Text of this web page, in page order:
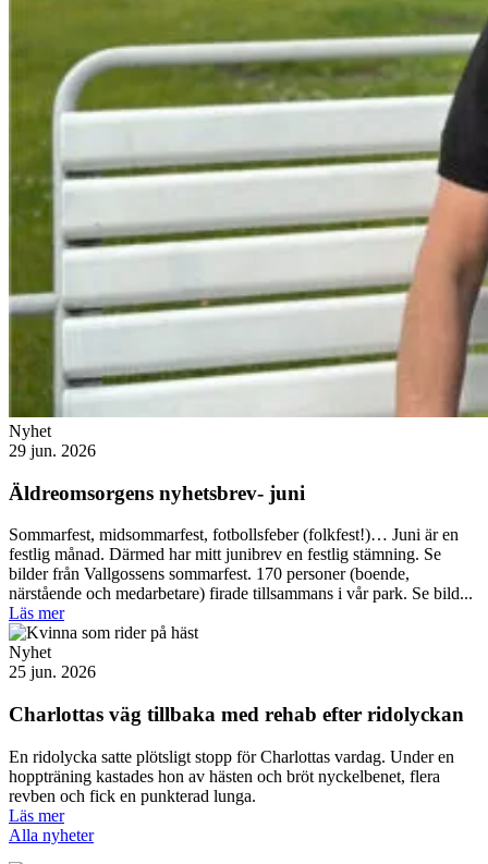
Nyhet
29 jun. 2026
Äldreomsorgens nyhetsbrev- juni
Sommarfest, midsommarfest, fotbollsfeber (folkfest!)… Juni är en
festlig månad. Därmed har mitt junibrev en festlig stämning. Se
bilder från Vallgossens sommarfest. 170 personer (boende,
närstående och medarbetare) firade tillsammans i vår park. Se bild...
Läs mer
Nyhet
25 jun. 2026
Charlottas väg tillbaka med rehab efter ridolyckan
En ridolycka satte plötsligt stopp för Charlottas vardag. Under en
hoppträning kastades hon av hästen och bröt nyckelbenet, flera
revben och fick en punkterad lunga.
Läs mer
Alla nyheter